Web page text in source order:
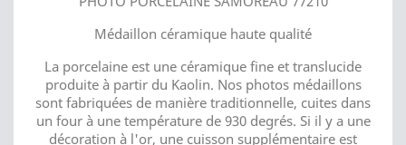
Médaillon céramique haute qualité
La porcelaine est une céramique fine et translucide
produite à partir du Kaolin. Nos photos médaillons
sont fabriquées de manière traditionnelle, cuites dans
un four à une température de 930 degrés. Si il y a une
décoration à l'or, une cuisson supplémentaire est